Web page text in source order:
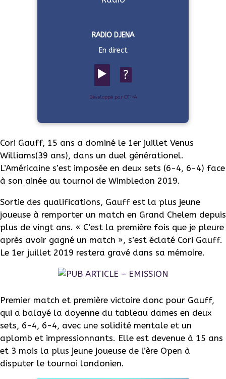
RADIO DJENA
En direct
▶️ ?
Développé par OTIYA
Cori Gauff, 15 ans a dominé le 1er juillet Venus
Williams(39 ans), dans un duel générationel.
L’Américaine s’est imposée en deux sets (6-4, 6-4) face
à son ainée au tournoi de Wimbledon 2019.
Sortie des qualifications, Gauff est la plus jeune
joueuse à remporter un match en Grand Chelem depuis
plus de vingt ans. « C’est la première fois que je pleure
après avoir gagné un match », s’est éclaté Cori Gauff.
Le 1er juillet 2019 restera gravé dans sa mémoire.
Premier match et première victoire donc pour Gauff,
qui a balayé la doyenne du tableau dames en deux
sets, 6-4, 6-4, avec une solidité mentale et un
aplomb et impressionnants. Elle est devenue à 15 ans
et 3 mois la plus jeune joueuse de l’ère Open à
disputer le tournoi londonien.